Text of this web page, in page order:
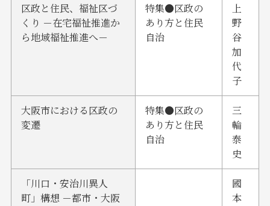
区政と住民、福祉区づ
くり －在宅福祉推進か
ら地域福祉推進へ－
特集●区政の
あり方と住民
自治
上
野
谷
加
代
子
大阪市における区政の
変遷
特集●区政の
あり方と住民
自治
三
輪
泰
史
「川口・安治川異人
町」構想 －都市・大阪
國
本